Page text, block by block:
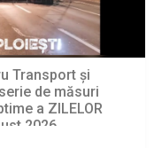
Transport şi
de măsuri
a ZILELOR
2026